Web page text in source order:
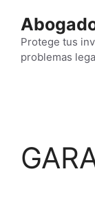
contenido
Protege tus
problemas